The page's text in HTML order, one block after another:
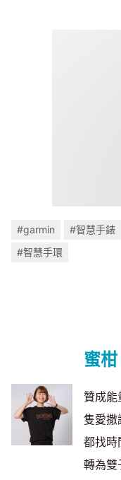
#garmin #智慧手錶
#智慧手環
蜜柑
贊成
隻愛撒
都找時
轉為雙